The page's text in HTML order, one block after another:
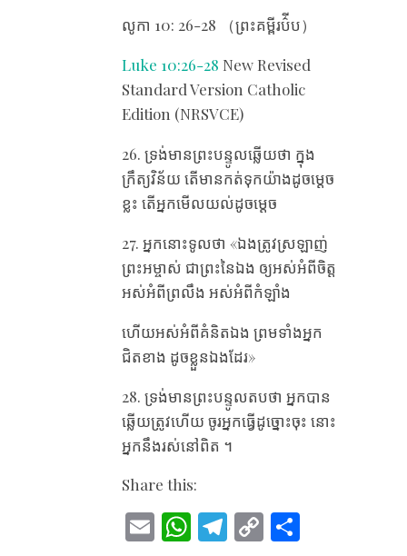
លូកា 10​: 26-28 （ព្រះគម្ពីរប៌ីប）
Luke 10:26-28 New Revised
Standard Version Catholic
Edition (NRSVCE)
26. ទ្រង់​មាន​ព្រះបន្ទូល​ឆ្លើយ​ថា ក្នុង​
ក្រឹត្យវិន័យ តើ​មាន​កត់​ទុក​យ៉ាង​ដូច​ម្តេច​
ខ្លះ តើ​អ្នក​មើល​យល់​ដូច​ម្តេច
27. អ្នក​នោះ​ទូល​ថា «ឯង​ត្រូវ​ស្រឡាញ់​
ព្រះអម្ចាស់ ជា​ព្រះ​នៃ​ឯង ឲ្យ​អស់​អំពី​ចិត្ត
អស់​អំពី​ព្រលឹង អស់​អំពី​កំឡាំង
ហើយ​អស់​អំពី​គំនិត​ឯង ព្រម​ទាំង​អ្នក​
ជិត​ខាង ដូច​ខ្លួន​ឯង​ដែរ»
28. ទ្រង់​មាន​ព្រះបន្ទូល​តប​ថា អ្នក​បាន​
ឆ្លើយ​ត្រូវ​ហើយ ចូរ​អ្នក​ធ្វើ​ដូច្នោះ​ចុះ នោះ​
អ្នក​នឹង​រស់​នៅ​ពិត ។
Share this:
E W T C